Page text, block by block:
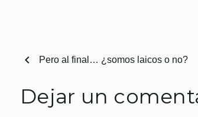
chevron_left Pero al final… ¿somos laicos o no?
Dejar un